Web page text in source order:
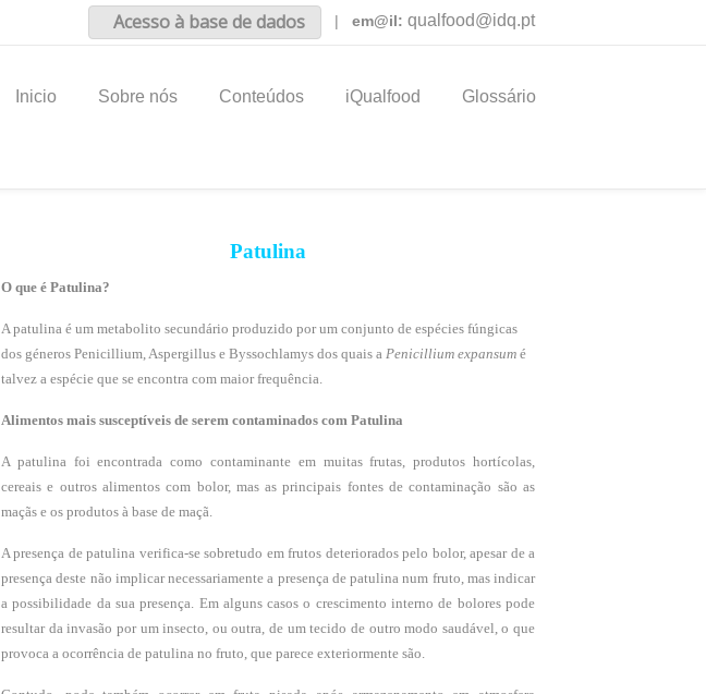
Acesso à base de dados | em@il: qualfood@idq.pt
Inicio Sobre nós Conteúdos iQualfood Glossário
Patulina
O que é Patulina?
A patulina é um metabolito secundário produzido por um conjunto de espécies fúngicas
dos géneros Penicillium, Aspergillus e Byssochlamys dos quais a Penicillium expansum é
talvez a espécie que se encontra com maior frequência.
Alimentos mais susceptíveis de serem contaminados com Patulina
A patulina foi encontrada como contaminante em muitas frutas, produtos hortícolas,
cereais e outros alimentos com bolor, mas as principais fontes de contaminação são as
maçãs e os produtos à base de maçã.
A presença de patulina verifica-se sobretudo em frutos deteriorados pelo bolor, apesar de a
presença deste não implicar necessariamente a presença de patulina num fruto, mas indicar
a possibilidade da sua presença. Em alguns casos o crescimento interno de bolores pode
resultar da invasão por um insecto, ou outra, de um tecido de outro modo saudável, o que
provoca a ocorrência de patulina no fruto, que parece exteriormente são.